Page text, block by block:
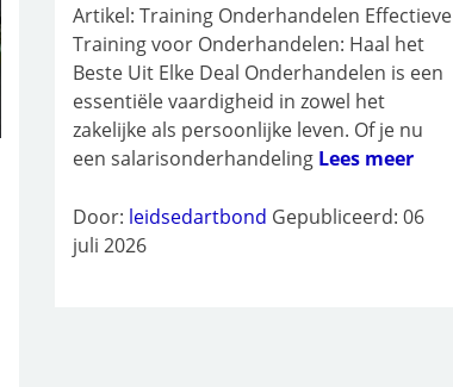
Artikel: Training Onderhandelen Effectieve
Training voor Onderhandelen: Haal het
Beste Uit Elke Deal Onderhandelen is een
essentiële vaardigheid in zowel het
zakelijke als persoonlijke leven. Of je nu
een salarisonderhandeling Lees meer
Door: leidsedartbond Gepubliceerd: 06
juli 2026